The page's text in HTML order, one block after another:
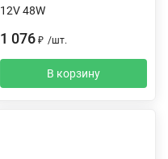
12V 48W
1 076 ₽ /шт.
В корзину